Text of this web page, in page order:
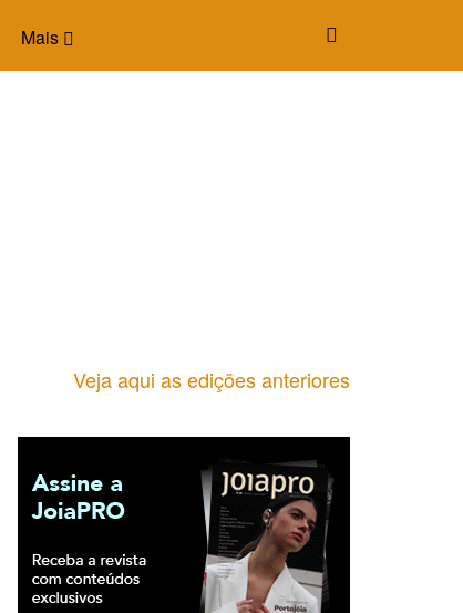
Mais
Veja aqui as edições anteriores